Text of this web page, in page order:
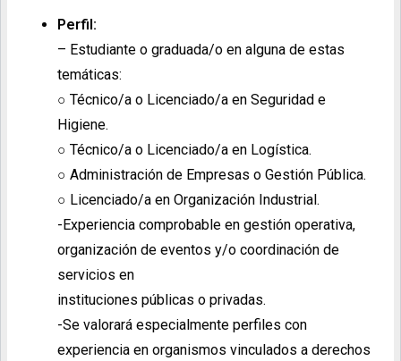
Perfil:
– Estudiante o graduada/o en alguna de estas
temáticas:
○ Técnico/a o Licenciado/a en Seguridad e
Higiene.
○ Técnico/a o Licenciado/a en Logística.
○ Administración de Empresas o Gestión Pública.
○ Licenciado/a en Organización Industrial.
-Experiencia comprobable en gestión operativa,
organización de eventos y/o coordinación de
servicios en
instituciones públicas o privadas.
-Se valorará especialmente perfiles con
experiencia en organismos vinculados a derechos